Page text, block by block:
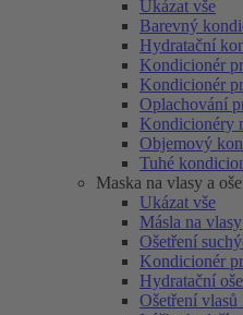
Ukázat vše
Barevný
Hydratační
Kondicionér
Kondicionér
Oplachování
Kondicionéry
Objemový
Tuhé
Maska na vlasy a
Ukázat vše
Másla na vlasy
Ošetření
Kondicionér
Hydratační
Ošetření vlasů